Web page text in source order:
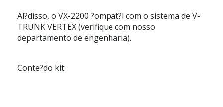
Al?disso, o VX-2200 ?ompat?l com o sistema de V-
TRUNK VERTEX (verifique com nosso
departamento de engenharia).
Conte?do kit